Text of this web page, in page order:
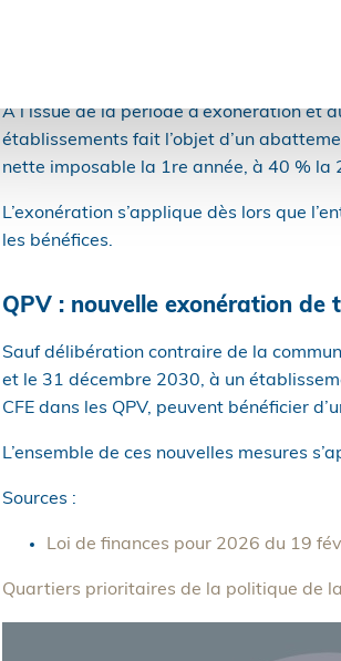
À l’issue de la période d’exonération et
établissements fait l’objet d’un
nette imposable la 1re année, à 40 % la
L’exonération s’applique dès lors que
les bénéfices.
QPV : nouvelle exonération de
Sauf délibération contraire de la
et le 31 décembre 2030, à un
CFE dans les QPV, peuvent bénéficier
L’ensemble de ces nouvelles mesures
Sources :
Loi de finances pour 2026 du 19
Quartiers prioritaires de la politique de